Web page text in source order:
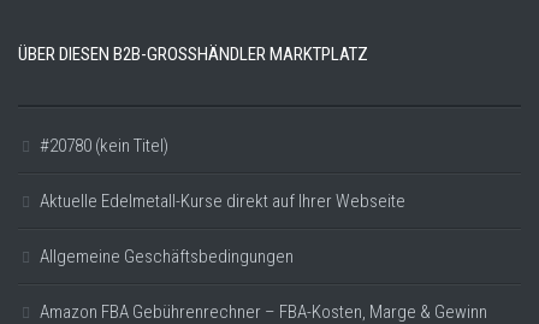
ÜBER DIESEN B2B-GROSSHÄNDLER MARKTPLATZ
#20780 (kein Titel)
Aktuelle Edelmetall-Kurse direkt auf Ihrer Webseite
Allgemeine Geschäftsbedingungen
Amazon FBA Gebührenrechner – FBA-Kosten, Marge & Gewinn